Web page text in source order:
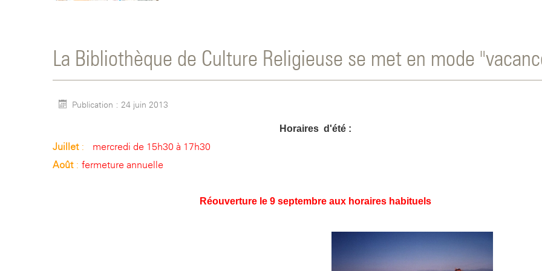
La Bibliothèque de Culture Religieuse se met en mode
Publication : 24 juin 2013
Horaires d'été :
Juillet: mercredi de 15h30 à 17h30
Août: fermeture annuelle
Réouverture le 9 septembre aux horaires habituels